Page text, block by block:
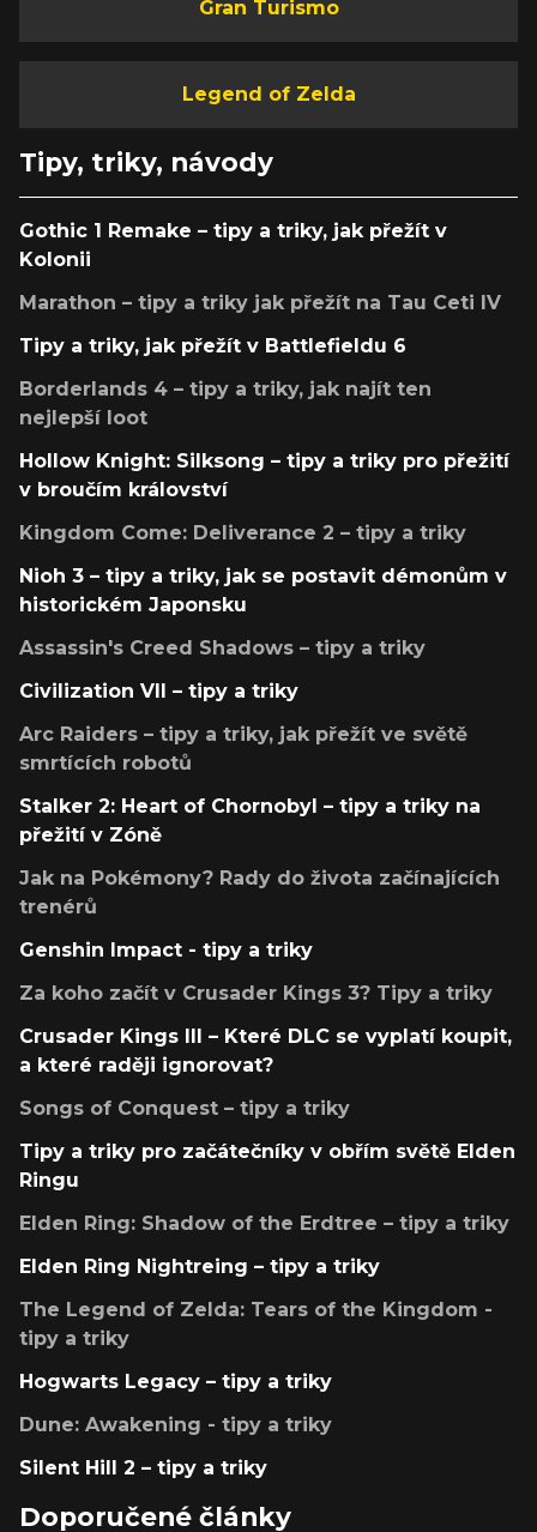
Gran Turismo
Legend of Zelda
Tipy, triky, návody
Gothic 1 Remake – tipy a triky, jak přežít v
Kolonii
Marathon – tipy a triky jak přežít na Tau Ceti IV
Tipy a triky, jak přežít v Battlefieldu 6
Borderlands 4 – tipy a triky, jak najít ten
nejlepší loot
Hollow Knight: Silksong – tipy a triky pro přežití
v broučím království
Kingdom Come: Deliverance 2 – tipy a triky
Nioh 3 – tipy a triky, jak se postavit démonům v
historickém Japonsku
Assassin's Creed Shadows – tipy a triky
Civilization VII – tipy a triky
Arc Raiders – tipy a triky, jak přežít ve světě
smrtících robotů
Stalker 2: Heart of Chornobyl – tipy a triky na
přežití v Zóně
Jak na Pokémony? Rady do života začínajících
trenérů
Genshin Impact - tipy a triky
Za koho začít v Crusader Kings 3? Tipy a triky
Crusader Kings III – Které DLC se vyplatí koupit,
a které raději ignorovat?
Songs of Conquest – tipy a triky
Tipy a triky pro začátečníky v obřím světě Elden
Ringu
Elden Ring: Shadow of the Erdtree – tipy a triky
Elden Ring Nightreing – tipy a triky
The Legend of Zelda: Tears of the Kingdom -
tipy a triky
Hogwarts Legacy – tipy a triky
Dune: Awakening - tipy a triky
Silent Hill 2 – tipy a triky
Doporučené články